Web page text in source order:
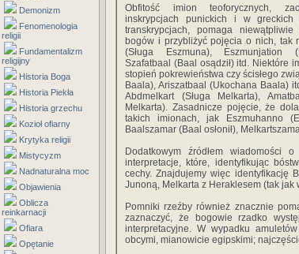
Demonizm
Fenomenologia
religii
Fundamentalizm
religijny
Historia Boga
Historia Piekła
Historia grzechu
Kozioł ofiarny
Krytyka religii
Mistycyzm
Nadnaturalna moc
Objawienia
Oblicza
reinkarnacji
Ofiara
Opętanie
Obfitość imion teoforycznych,
inskrypcjach punickich i w greckich
transkrypcjach, pomaga
bogów i przybliżyć pojęcia o nich, tak
(Sługa Eszmuna), Eszmunjation
Szafatbaal (Baal osądził) itd. Niektóre
stopień pokrewieństwa czy ścisłego
Baala), Ariszatbaal (Ukochana Baala)
Abdmelkart (Sługa Melkarta),
Melkarta). Zasadnicze pojęcie, że
takich imionach, jak Eszmuhanno
Baalszamar (Baal osłonił),
Dodatkowym źródłem wiadomości
interpretacje, które, identyfikując
cechy. Znajdu­jemy więc identyfikację
Junoną, Melkarta z Heraklesem (tak jak
Pomniki rzeźby również znacznie
zaznaczyć, że bogowie rzadko
interpre­tacyjne. W wypadku
obcymi, mianowicie egipskimi;